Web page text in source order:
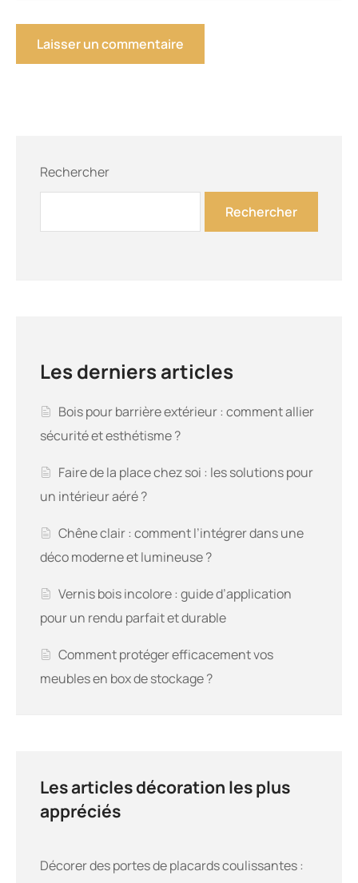
Rechercher
Rechercher
Les derniers articles
Bois pour barrière extérieur : comment allier
sécurité et esthétisme ?
Faire de la place chez soi : les solutions pour
un intérieur aéré ?
Chêne clair : comment l’intégrer dans une
déco moderne et lumineuse ?
Vernis bois incolore : guide d’application
pour un rendu parfait et durable
Comment protéger efficacement vos
meubles en box de stockage ?
Les articles décoration les plus
appréciés
Décorer des portes de placards coulissantes :